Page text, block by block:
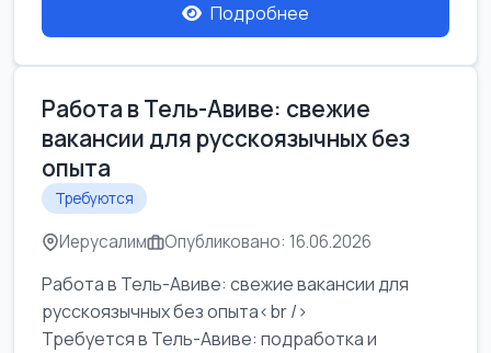
Подробнее
Работа в Тель-Авиве: свежие
вакансии для русскоязычных без
опыта
Требуются
Иерусалим Опубликовано: 16.06.2026
Работа в Тель-Авиве: свежие вакансии для
русскоязычных без опыта<br />
Требуется в Тель-Авиве: подработка и